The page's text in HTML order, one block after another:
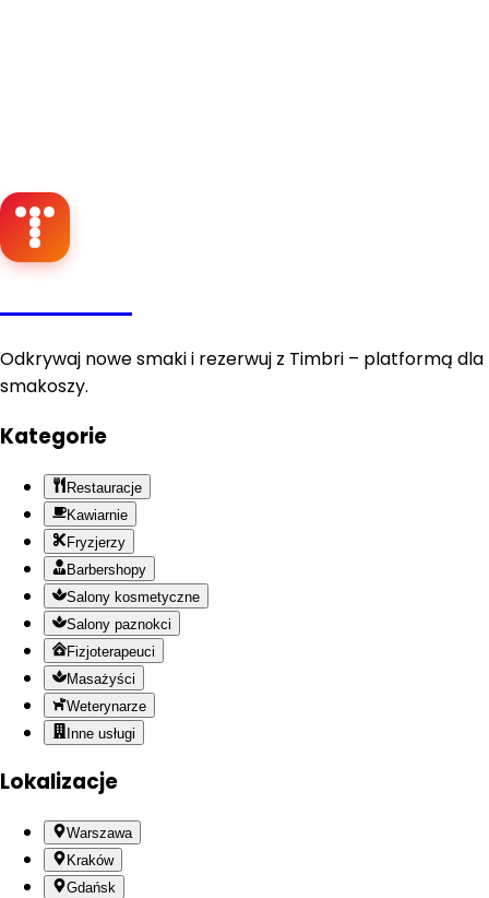
Timbri
Odkrywaj nowe smaki i rezerwuj z Timbri – platformą dla
smakoszy.
Kategorie
Restauracje
Kawiarnie
Fryzjerzy
Barbershopy
Salony kosmetyczne
Salony paznokci
Fizjoterapeuci
Masażyści
Weterynarze
Inne usługi
Lokalizacje
Warszawa
Kraków
Gdańsk